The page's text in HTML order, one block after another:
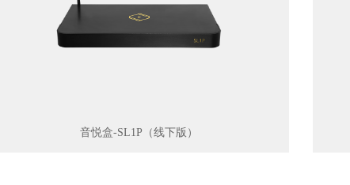
音悦盒-SL1P（线下版）